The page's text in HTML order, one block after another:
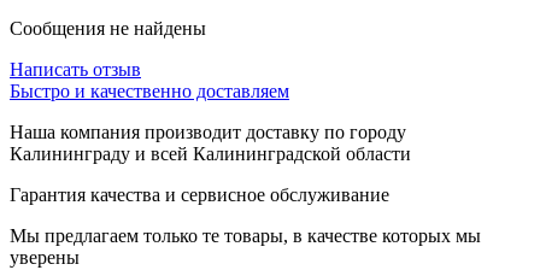
Сообщения не найдены
Написать отзыв
Быстро и качественно доставляем
Наша компания производит доставку по городу
Калининграду и всей Калининградской области
Гарантия качества и сервисное обслуживание
Мы предлагаем только те товары, в качестве которых мы
уверены